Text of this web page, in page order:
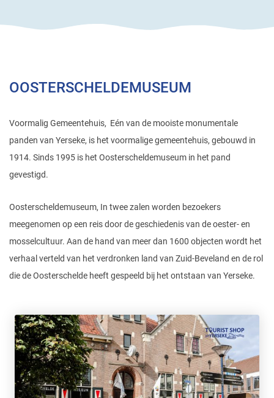
OOSTERSCHELDEMUSEUM
Voormalig Gemeentehuis, Eén van de mooiste monumentale
panden van Yerseke, is het voormalige gemeentehuis, gebouwd in
1914. Sinds 1995 is het Oosterscheldemuseum in het pand
gevestigd.
Oosterscheldemuseum, In twee zalen worden bezoekers
meegenomen op een reis door de geschiedenis van de oester- en
mosselcultuur. Aan de hand van meer dan 1600 objecten wordt het
verhaal verteld van het verdronken land van Zuid-Beveland en de rol
die de Oosterschelde heeft gespeeld bij het ontstaan van Yerseke.